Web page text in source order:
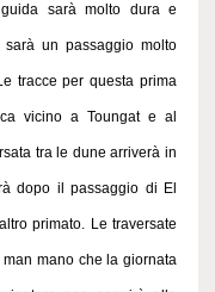
sarà molto dura e
un passaggio molto
tracce per questa prima
vicino a Toungat e al
tra le dune arriverà in
dopo il passaggio di El
primato. Le traversate
mano che la giornata